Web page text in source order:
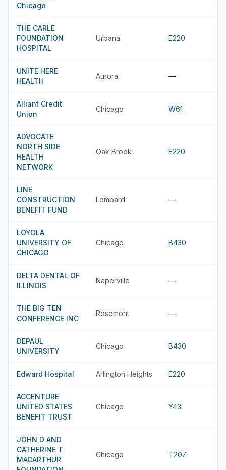
Chicago
THE CARLE
FOUNDATION
HOSPITAL
Urbana E220
UNITE HERE
HEALTH
Aurora —
Alliant Credit
Union
Chicago W61
ADVOCATE
NORTH SIDE
HEALTH
NETWORK
Oak Brook E220
LINE
CONSTRUCTION
BENEFIT FUND
Lombard —
LOYOLA
UNIVERSITY OF
CHICAGO
Chicago B430
DELTA DENTAL OF
ILLINOIS
Naperville —
THE BIG TEN
CONFERENCE INC
Rosemont —
DEPAUL
UNIVERSITY
Chicago B430
Edward Hospital Arlington Heights E220
ACCENTURE
UNITED STATES
BENEFIT TRUST
Chicago Y43
JOHN D AND
CATHERINE T
MACARTHUR
Chicago T20Z